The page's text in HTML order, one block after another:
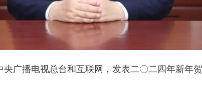
广播电视总台和互联网，发表二〇二四年新年